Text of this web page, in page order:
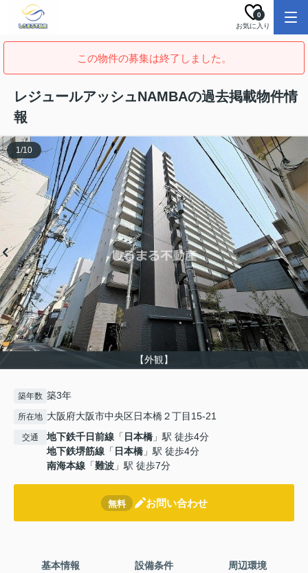
お気に入り
0
この物件の募集は終了しました。
レジュールアッシュNAMBAの過去掲載物件情
報
【外観】
1/10
築年数 築3年
所在地 大阪府大阪市中央区日本橋２丁目15-21
交通 地下鉄千日前線 「 日本橋 」駅 徒歩4分
地下鉄堺筋線 「 日本橋 」駅 徒歩4分
南海本線 「難波 」駅 徒歩7分
無料 お問い合わせ
基本情報 設備条件 周辺環境